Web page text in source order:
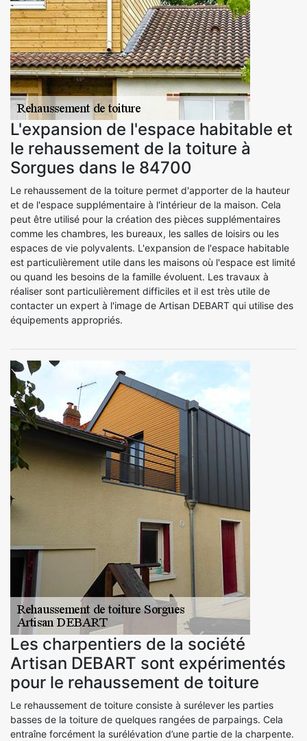
L'expansion de l'espace habitable et
le rehaussement de la toiture à
Sorgues dans le 84700
Le rehaussement de la toiture permet d'apporter de la hauteur
et de l'espace supplémentaire à l'intérieur de la maison. Cela
peut être utilisé pour la création des pièces supplémentaires
comme les chambres, les bureaux, les salles de loisirs ou les
espaces de vie polyvalents. L'expansion de l'espace habitable
est particulièrement utile dans les maisons où l'espace est limité
ou quand les besoins de la famille évoluent. Les travaux à
réaliser sont particulièrement difficiles et il est très utile de
contacter un expert à l'image de Artisan DEBART qui utilise des
équipements appropriés.
Les charpentiers de la société
Artisan DEBART sont expérimentés
pour le rehaussement de toiture
Le rehaussement de toiture consiste à surélever les parties
basses de la toiture de quelques rangées de parpaings. Cela
entraîne forcément la surélévation d’une partie de la charpente.